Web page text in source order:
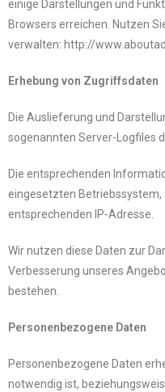
einige Darstellungen und
Browsers erreichen. Nutzen
verwalten: http://
Erhebung von Zugriffsdaten
Die Auslieferung und
sogenannten Server-Logfiles
Die entsprechenden
eingesetzten Betriebssystem,
entsprechenden IP-Adresse.
Wir nutzen diese Daten zur
Verbesserung unseres
bestehen.
Personenbezogene Daten
Personenbezogene Daten
notwendig ist,